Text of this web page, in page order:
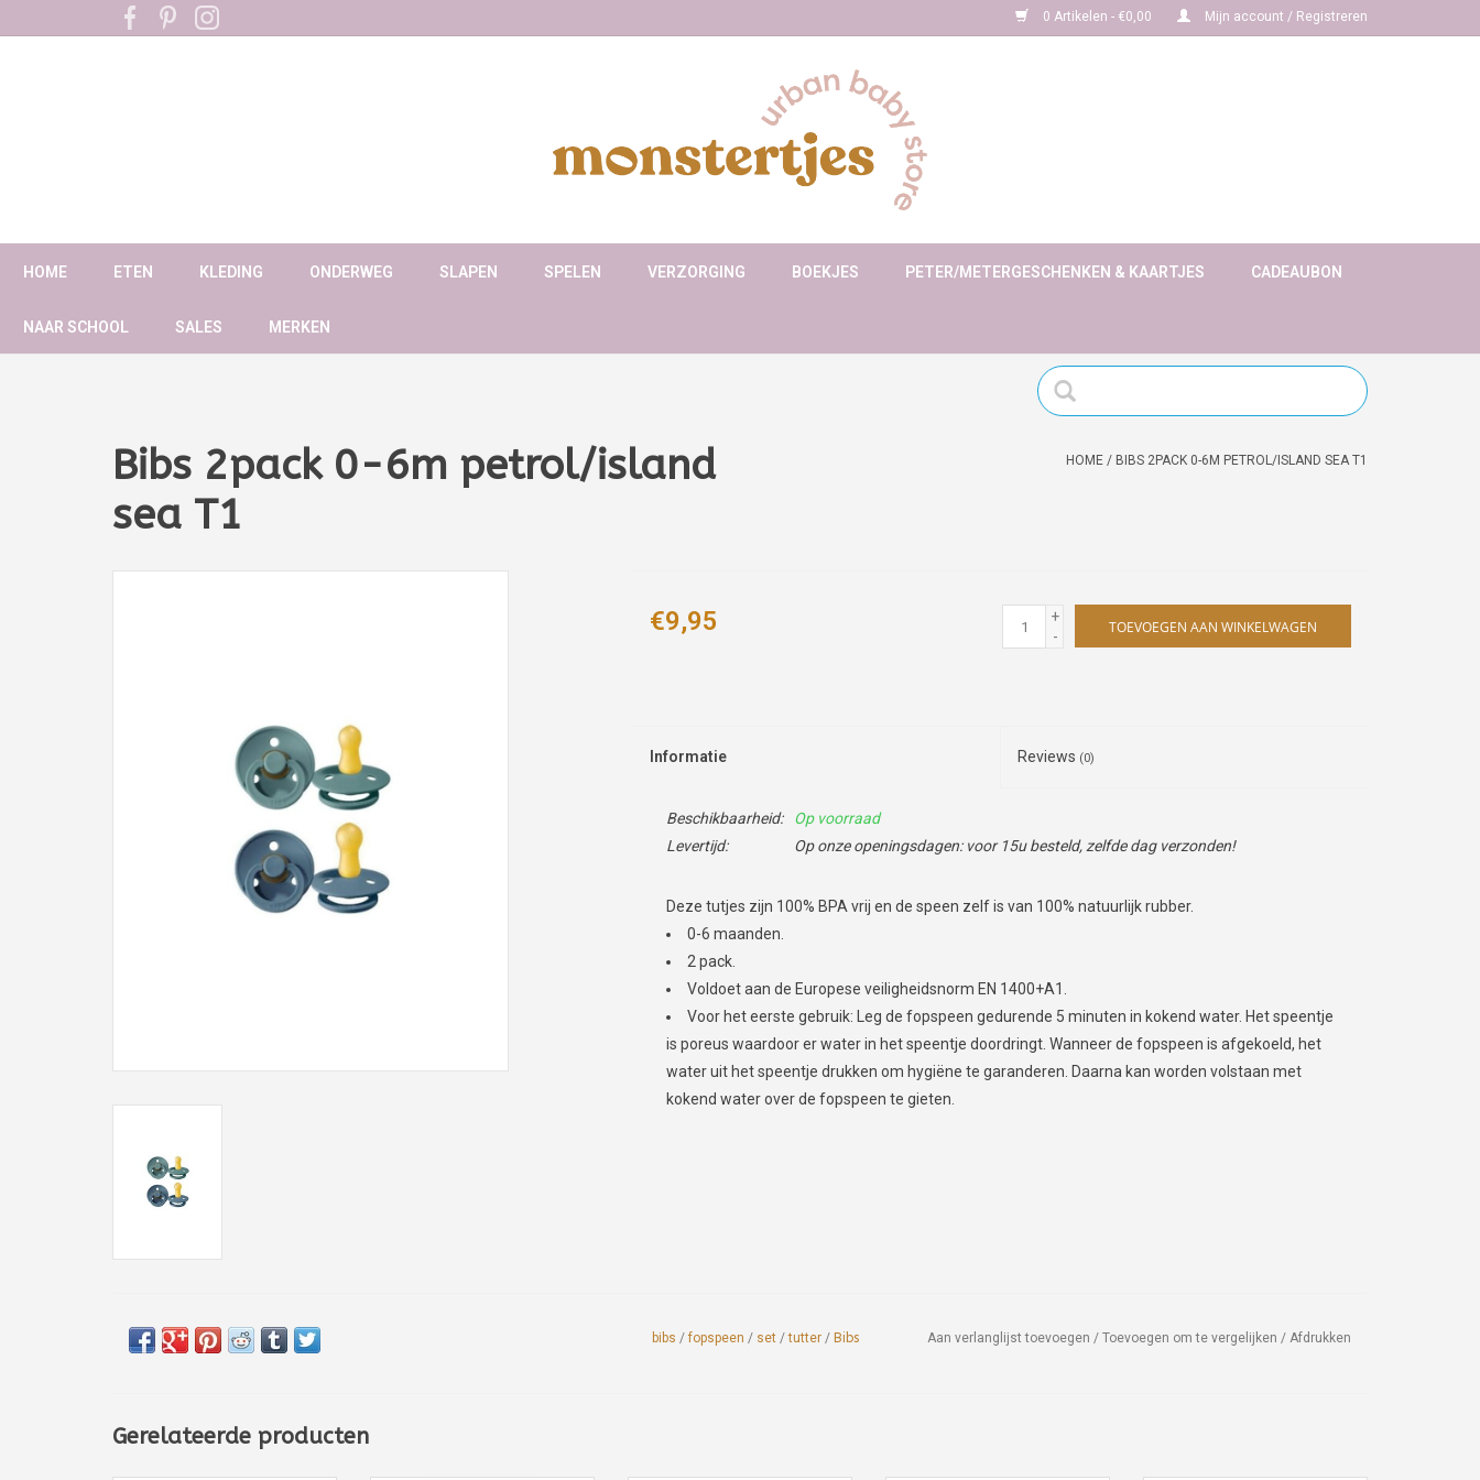
0 Artikelen - €0,00 Mijn account / Registreren
HOME ETEN KLEDING ONDERWEG SLAPEN SPELEN VERZORGING BOEKJES PETER/METERGESCHENKEN & KAARTJES CADEAUBON
NAAR SCHOOL SALES MERKEN
Bibs 2pack 0-6m petrol/island
sea T1
HOME / BIBS 2PACK 0-6M PETROL/ISLAND SEA T1
€9,95
+
-
TOEVOEGEN AAN WINKELWAGEN
Informatie Reviews (0)
Beschikbaarheid:
Op voorraad
Levertijd:
Op onze openingsdagen: voor 15u besteld, zelfde dag verzonden!
Deze tutjes zijn 100% BPA vrij en de speen zelf is van 100% natuurlijk rubber.
0-6 maanden.
2 pack.
Voldoet aan de Europese veiligheidsnorm EN 1400+A1.
Voor het eerste gebruik: Leg de fopspeen gedurende 5 minuten in kokend water. Het speentje
is poreus waardoor er water in het speentje doordringt. Wanneer de fopspeen is afgekoeld, het
water uit het speentje drukken om hygiëne te garanderen. Daarna kan worden volstaan met
kokend water over de fopspeen te gieten.
bibs /fopspeen / set /tutter / Bibs Aan verlanglijst toevoegen / Toevoegen om te vergelijken / Afdrukken
Gerelateerde producten